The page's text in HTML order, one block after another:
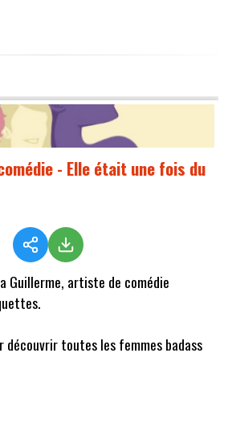
- Elle était une fois du
Guillerme, artiste de comédie
découvrir toutes les femmes badass